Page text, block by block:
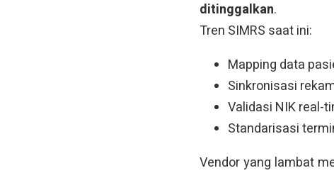
ditinggalkan.
Tren SIMRS saat ini:
Mapping data
Sinkronisasi
Validasi NIK real-
Standarisasi
Vendor yang lambat